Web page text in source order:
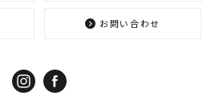
お問い合わせ